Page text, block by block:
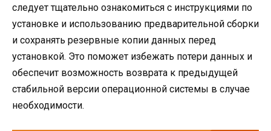
следует тщательно ознакомиться с инструкциями по
установке и использованию предварительной сборки
и сохранять резервные копии данных перед
установкой. Это поможет избежать потери данных и
обеспечит возможность возврата к предыдущей
стабильной версии операционной системы в случае
необходимости.